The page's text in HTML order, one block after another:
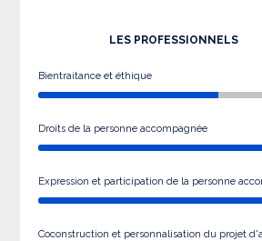
LES PROFESSIONNELS
Bientraitance et éthique
Droits de la personne accompagnée
Expression et participation de la personne
Coconstruction et personnalisation du projet